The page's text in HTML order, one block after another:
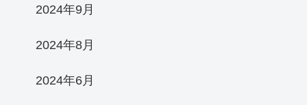
2024年9月
2024年8月
2024年6月